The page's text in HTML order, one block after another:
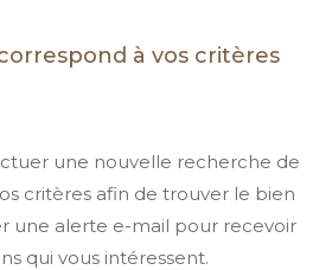
à vos critères
une nouvelle recherche de
critères afin de trouver le bien
une alerte e-mail pour recevoir
qui vous intéressent.